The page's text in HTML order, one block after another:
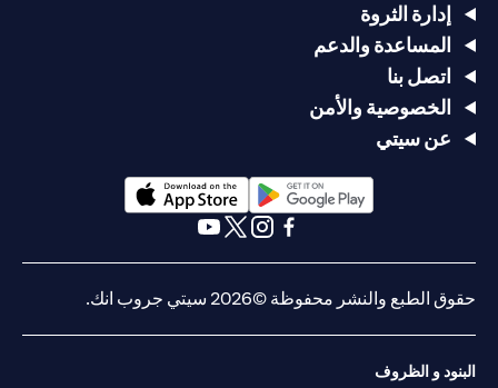
إدارة الثروة
المساعدة والدعم
اتصل بنا
الخصوصية والأمن
عن سيتي
(opens in a new tab)
حقوق الطبع والنشر محفوظة ©2026 سيتي جروب انك.
البنود و الظروف